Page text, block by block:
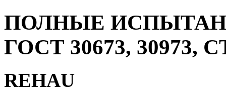
ПОЛНЫЕ
ГОСТ 30673, 30973,
REHAU